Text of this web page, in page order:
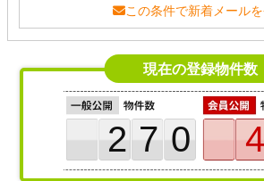
この条件で新着メール
現在の登録物件数
270